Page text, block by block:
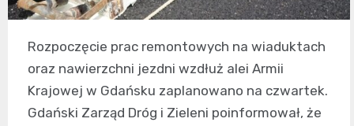
Rozpoczęcie prac remontowych na wiaduktach
oraz nawierzchni jezdni wzdłuż alei Armii
Krajowej w Gdańsku zaplanowano na czwartek.
Gdański Zarząd Dróg i Zieleni poinformował, że